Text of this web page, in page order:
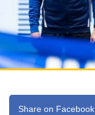
Share on Facebook